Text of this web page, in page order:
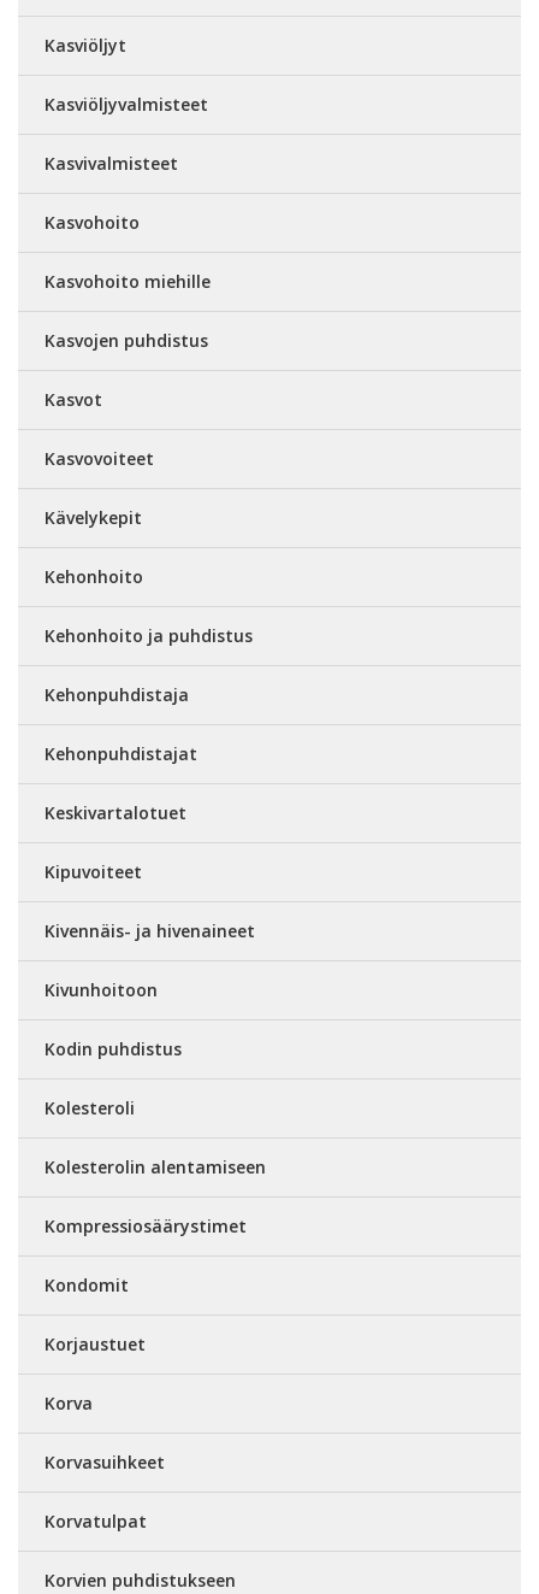
Kasviöljyt
Kasviöljyvalmisteet
Kasvivalmisteet
Kasvohoito
Kasvohoito miehille
Kasvojen puhdistus
Kasvot
Kasvovoiteet
Kävelykepit
Kehonhoito
Kehonhoito ja puhdistus
Kehonpuhdistaja
Kehonpuhdistajat
Keskivartalotuet
Kipuvoiteet
Kivennäis- ja hivenaineet
Kivunhoitoon
Kodin puhdistus
Kolesteroli
Kolesterolin alentamiseen
Kompressiosäärystimet
Kondomit
Korjaustuet
Korva
Korvasuihkeet
Korvatulpat
Korvien puhdistukseen